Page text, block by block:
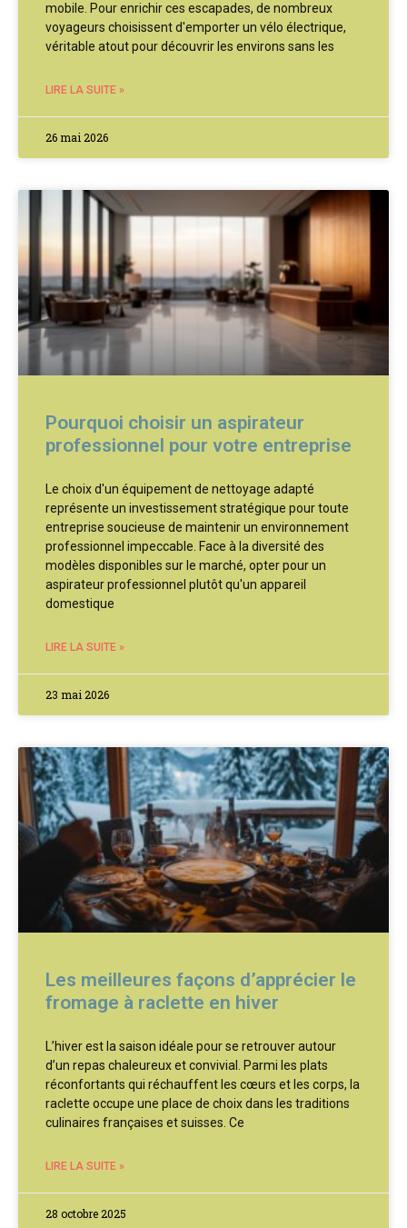
mobile. Pour enrichir ces escapades, de nombreux
voyageurs choisissent d'emporter un vélo électrique,
véritable atout pour découvrir les environs sans les
LIRE LA SUITE »
26 mai 2026
Pourquoi choisir un aspirateur
professionnel pour votre entreprise
Le choix d'un équipement de nettoyage adapté
représente un investissement stratégique pour toute
entreprise soucieuse de maintenir un environnement
professionnel impeccable. Face à la diversité des
modèles disponibles sur le marché, opter pour un
aspirateur professionnel plutôt qu'un appareil
domestique
LIRE LA SUITE »
23 mai 2026
Les meilleures façons d’apprécier le
fromage à raclette en hiver
L’hiver est la saison idéale pour se retrouver autour
d’un repas chaleureux et convivial. Parmi les plats
réconfortants qui réchauffent les cœurs et les corps, la
raclette occupe une place de choix dans les traditions
culinaires françaises et suisses. Ce
LIRE LA SUITE »
28 octobre 2025